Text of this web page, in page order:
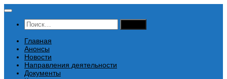
Перейти
содержимому
Найти:
Главная
Анонсы
Новости
Направления деятельности
Документы